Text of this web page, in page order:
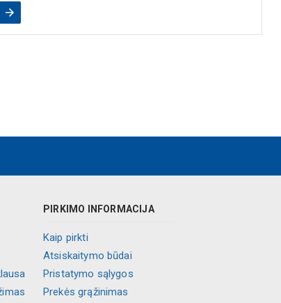
PIRKIMO INFORMACIJA
Kaip pirkti
Atsiskaitymo būdai
Pristatymo sąlygos
Prekės grąžinimas